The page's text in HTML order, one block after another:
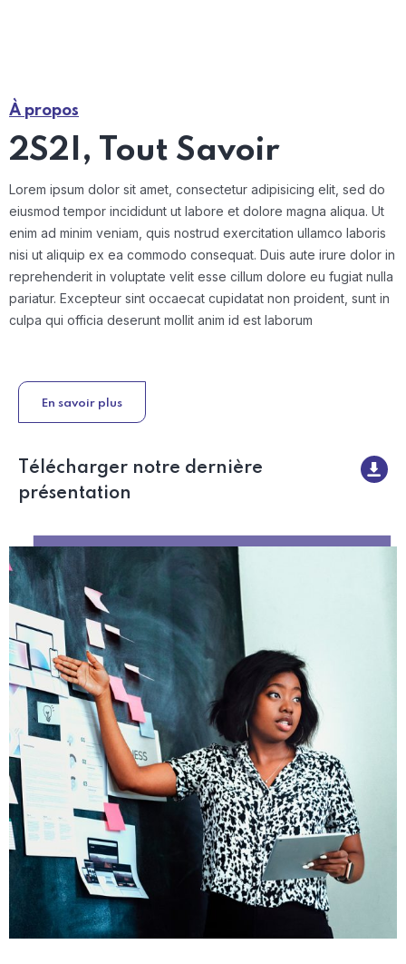
À propos
2S2I, Tout Savoir
Lorem ipsum dolor sit amet, consectetur adipisicing elit, sed do
eiusmod tempor incididunt ut labore et dolore magna aliqua. Ut
enim ad minim veniam, quis nostrud exercitation ullamco laboris
nisi ut aliquip ex ea commodo consequat. Duis aute irure dolor in
reprehenderit in voluptate velit esse cillum dolore eu fugiat nulla
pariatur. Excepteur sint occaecat cupidatat non proident, sunt in
culpa qui officia deserunt mollit anim id est laborum
En savoir plus
Télécharger notre dernière
présentation